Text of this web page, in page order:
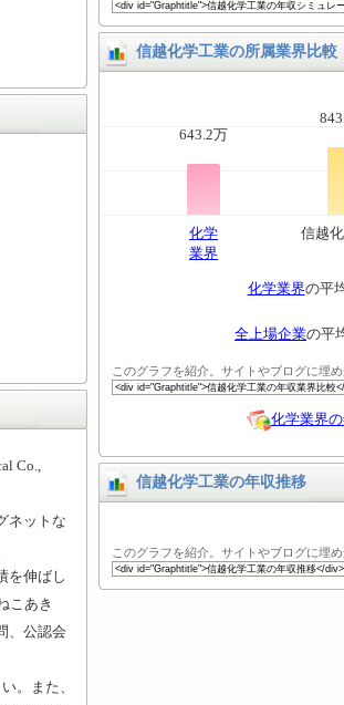
Co.,
ネットな
を伸ばし
こあき
、公認会
。また、
信越化学工業の所属業界比較
643.2万
化学
業界
信越
化学業界の平
全上場企業の平
このグラフを紹介。サイトやブログに埋
化学業界
信越化学工業の年収推移
このグラフを紹介。サイトやブログに埋